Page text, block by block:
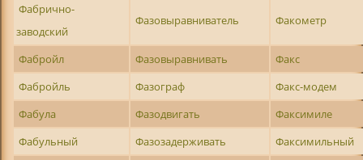
Фабрично-
заводский
Фазовыравниватель Факометр
Фабройл Фазовыравнивать
Факс
Фабройль
Фазограф
Факс-модем
Фабула
Фазодвигать
Факсимиле
Фабульный
Фазозадерживать
Факсимильный